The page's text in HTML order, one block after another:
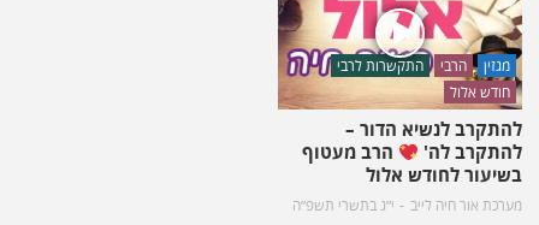
מגזין הרבי
התקשרות לרבי
חודש אלול
להתקרב לנשיא הדור –
להתקרב לה'
הרב מעטוף
בשיעור לחודש אלול
מערכת אור חיה לייב י״ג בתשרי תשפ״ה